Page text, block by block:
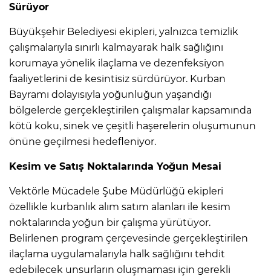
Sürüyor
Büyükşehir Belediyesi ekipleri, yalnızca temizlik
çalışmalarıyla sınırlı kalmayarak halk sağlığını
korumaya yönelik ilaçlama ve dezenfeksiyon
faaliyetlerini de kesintisiz sürdürüyor. Kurban
Bayramı dolayısıyla yoğunluğun yaşandığı
bölgelerde gerçekleştirilen çalışmalar kapsamında
kötü koku, sinek ve çeşitli haşerelerin oluşumunun
önüne geçilmesi hedefleniyor.
Kesim ve Satış Noktalarında Yoğun Mesai
Vektörle Mücadele Şube Müdürlüğü ekipleri
özellikle kurbanlık alım satım alanları ile kesim
noktalarında yoğun bir çalışma yürütüyor.
Belirlenen program çerçevesinde gerçekleştirilen
ilaçlama uygulamalarıyla halk sağlığını tehdit
edebilecek unsurların oluşmaması için gerekli